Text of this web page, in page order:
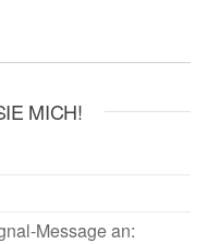
MICH!
Message an: